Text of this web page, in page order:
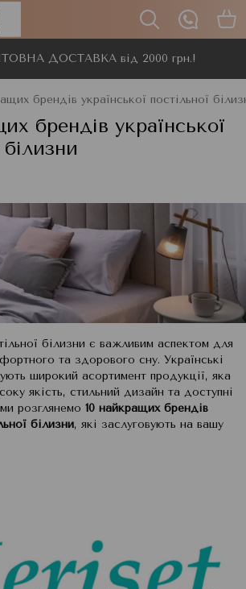
ДОСТАВКА від 2000 грн.!
брендів української постільної
брендів української
білизни
білизни є важливим аспектом для
та здорового сну. Українські
широкий асортимент продукції, яка
якість, стильний дизайн та доступні
розглянемо 10 найкращих брендів
білизни, які заслуговують на вашу